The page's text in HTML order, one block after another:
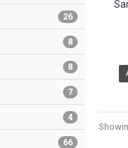
26
8
8
7
4
66